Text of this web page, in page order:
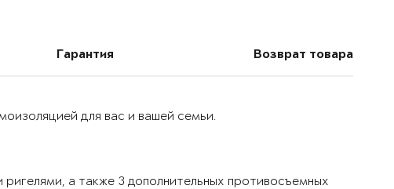
Гарантия Возврат товара
для вас и вашей семьи.
а также 3 дополнительных противосъемных